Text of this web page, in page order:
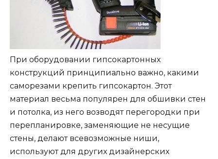
При оборудовании гипсокартонных
конструкций принципиально важно, какими
саморезами крепить гипсокартон. Этот
материал весьма популярен для обшивки стен
и потолка, из него возводят перегородки при
перепланировке, заменяющие не несущие
стены, делают всевозможные ниши,
используют для других дизайнерских